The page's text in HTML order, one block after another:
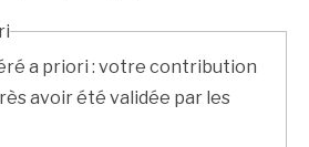
a priori : votre contribution
avoir été validée par les